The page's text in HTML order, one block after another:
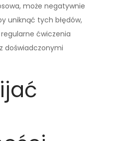
może negatywnie
uniknąć tych błędów,
ćwiczenia
doświadczonymi